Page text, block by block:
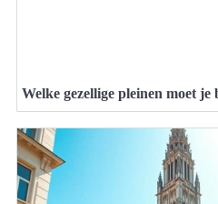
Welke gezellige pleinen moet je